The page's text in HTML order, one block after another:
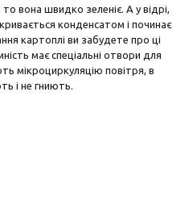
то вона швидко зеленіє. А у відрі,
конденсатом і починає
картоплі ви забудете про ці
має спеціальні отвори для
мікроциркуляцію повітря, в
і не гниють.